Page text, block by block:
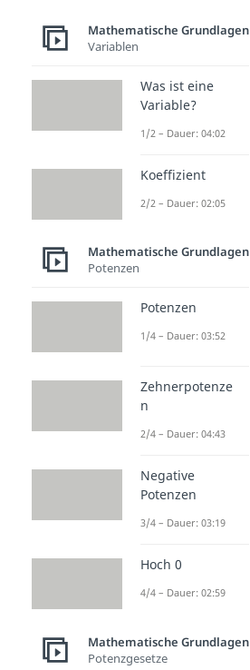
Mathematische Grundlagen
Variablen
Was ist eine
Variable?
1/2 – Dauer: 04:02
Koeffizient
2/2 – Dauer: 02:05
Mathematische Grundlagen
Potenzen
Potenzen
1/4 – Dauer: 03:52
Zehnerpotenze
n
2/4 – Dauer: 04:43
Negative
Potenzen
3/4 – Dauer: 03:19
Hoch 0
4/4 – Dauer: 02:59
Mathematische Grundlagen
Potenzgesetze